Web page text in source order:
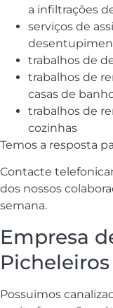
a infiltrações
serviços de
trabalhos de
trabalhos de
casas de
trabalhos de
cozinhas
Temos a resposta
Contacte
dos nossos
semana.
Empresa
Possuimos